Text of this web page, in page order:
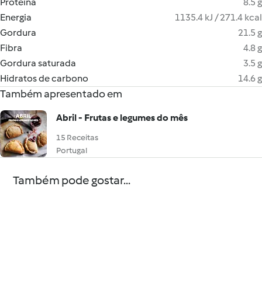
Energia
1135.4 kJ / 271.4 kcal
Gordura
21.5 g
Fibra
4.8 g
Gordura saturada
3.5 g
Hidratos de carbono
14.6 g
Também apresentado em
Abril - Frutas e legumes do mês
15 Receitas
Portugal
Também pode gostar...